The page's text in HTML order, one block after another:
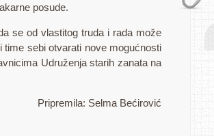
posude.
se od vlastitog truda i rada može
time sebi otvarati nove mogućnosti
Udruženja starih zanata na
Pripremila: Selma Bećirović